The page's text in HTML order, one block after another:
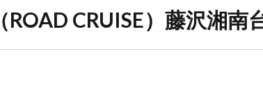
CRUISE）藤沢湘南